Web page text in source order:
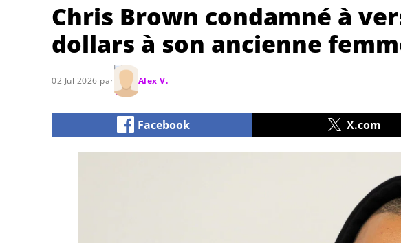
Chris Brown condamné à
dollars à son ancienne
02 Jul 2026 par Alex V.
Facebook X.com